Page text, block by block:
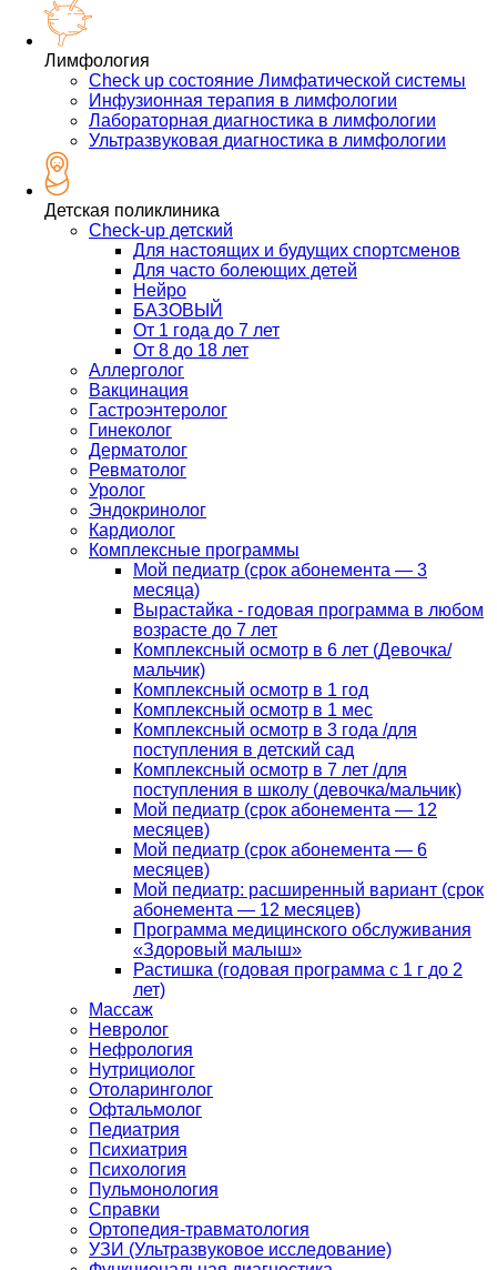
Лимфология
Check up состояние Лимфатической системы
Инфузионная терапия в лимфологии
Лабораторная диагностика в лимфологии
Ультразвуковая диагностика в лимфологии
Детская поликлиника
Check-up детский
Для настоящих и будущих спортсменов
Для часто болеющих детей
Нейро
БАЗОВЫЙ
От 1 года до 7 лет
От 8 до 18 лет
Аллерголог
Вакцинация
Гастроэнтеролог
Гинеколог
Дерматолог
Ревматолог
Уролог
Эндокринолог
Кардиолог
Комплексные программы
Мой педиатр (срок абонемента — 3
месяца)
Вырастайка - годовая программа в любом
возрасте до 7 лет
Комплексный осмотр в 6 лет (Девочка/
мальчик)
Комплексный осмотр в 1 год
Комплексный осмотр в 1 мес
Комплексный осмотр в 3 года /для
поступления в детский сад
Комплексный осмотр в 7 лет /для
поступления в школу (девочка/мальчик)
Мой педиатр (срок абонемента — 12
месяцев)
Мой педиатр (срок абонемента — 6
месяцев)
Мой педиатр: расширенный вариант (срок
абонемента — 12 месяцев)
Программа медицинского обслуживания
«Здоровый малыш»
Растишка (годовая программа с 1 г до 2
лет)
Массаж
Невролог
Нефрология
Нутрициолог
Отоларинголог
Офтальмолог
Педиатрия
Психиатрия
Психология
Пульмонология
Справки
Ортопедия-травматология
УЗИ (Ультразвуковое исследование)